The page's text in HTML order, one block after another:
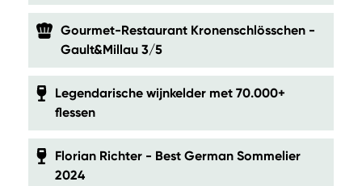
Gourmet-Restaurant Kronenschlösschen -
Gault&Millau 3/5
Legendarische wijnkelder met 70.000+
flessen
Florian Richter - Best German Sommelier
2024